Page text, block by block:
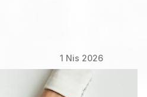
1 Nis 2026